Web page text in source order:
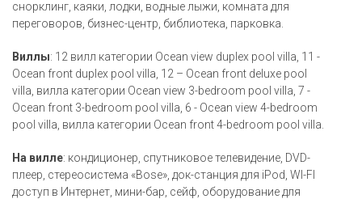
снорклинг, каяки, лодки, водные лыжи, комната для
переговоров, бизнес-центр, библиотека, парковка.
Виллы: 12 вилл категории Ocean view duplex pool villa, 11 -
Ocean front duplex pool villa, 12 – Ocean front deluxe pool
villa, вилла категории Ocean view 3-bedroom pool villa, 7 -
Ocean front 3-bedroom pool villa, 6 - Ocean view 4-bedroom
pool villa, вилла категории Ocean front 4-bedroom pool villa.
На вилле: кондиционер, спутниковое телевидение, DVD-
плеер, стереосистема «Bose», док-станция для iPod, WI-FI
доступ в Интернет, мини-бар, сейф, оборудование для